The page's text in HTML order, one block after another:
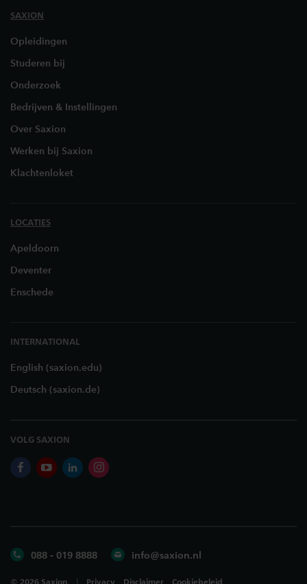
SAXION
Opleidingen
Studeren bij
Onderzoek
Bedrijven & Instellingen
Over Saxion
Werken bij Saxion
Klachtenloket
LOCATIES
Apeldoorn
Deventer
Enschede
INTERNATIONAL
English (saxion.edu)
Deutsch (saxion.de)
VOLG SAXION
facebookyoutubelinkedininstagram
088 - 019 8888 info@saxion.nl
© 2026 Saxion Privacy Disclaimer Cookiebeleid